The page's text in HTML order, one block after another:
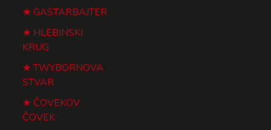
GASTARBAJTER
HLEBINSKI
KRUG
TWYBORNOVA
STVAR
ČOVEKOV
ČOVEK